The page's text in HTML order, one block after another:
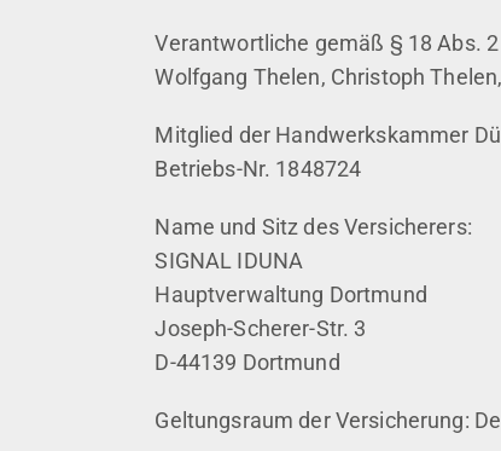
Verantwortliche gemäß § 18 Abs.
Wolfgang Thelen, Christoph
Mit­glied der Hand­werks­kam­mer
Betriebs-Nr. 1848724
Name und Sitz des Versicherers:
SIGNAL IDUNA
Hauptverwaltung Dortmund
Joseph-Scherer-Str. 3
D-44139 Dortmund
Geltungsraum der Versicherung: